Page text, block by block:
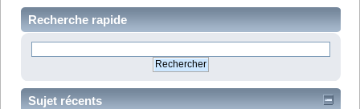
Recherche rapide
Sujet récents